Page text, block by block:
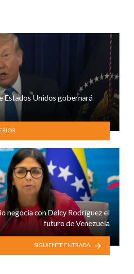
Estados Unidos gobernará
negocia con Delcy Rodríguez el
futuro de Venezuela
SIGUIENTE ENTRADA